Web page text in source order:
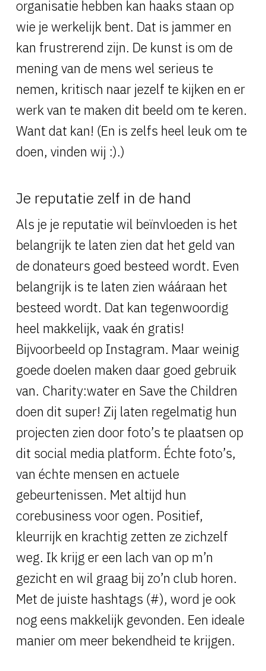
organisatie hebben kan haaks staan op
wie je werkelijk bent. Dat is jammer en
kan frustrerend zijn. De kunst is om de
mening van de mens wel serieus te
nemen, kritisch naar jezelf te kijken en er
werk van te maken dit beeld om te keren.
Want dat kan! (En is zelfs heel leuk om te
doen, vinden wij :).)
Je reputatie zelf in de hand
Als je je reputatie wil beïnvloeden is het
belangrijk te laten zien dat het geld van
de donateurs goed besteed wordt. Even
belangrijk is te laten zien wááraan het
besteed wordt. Dat kan tegenwoordig
heel makkelijk, vaak én gratis!
Bijvoorbeeld op Instagram. Maar weinig
goede doelen maken daar goed gebruik
van. Charity:water en Save the Children
doen dit super! Zij laten regelmatig hun
projecten zien door foto’s te plaatsen op
dit social media platform. Échte foto’s,
van échte mensen en actuele
gebeurtenissen. Met altijd hun
corebusiness voor ogen. Positief,
kleurrijk en krachtig zetten ze zichzelf
weg. Ik krijg er een lach van op m’n
gezicht en wil graag bij zo’n club horen.
Met de juiste hashtags (#), word je ook
nog eens makkelijk gevonden. Een ideale
manier om meer bekendheid te krijgen.